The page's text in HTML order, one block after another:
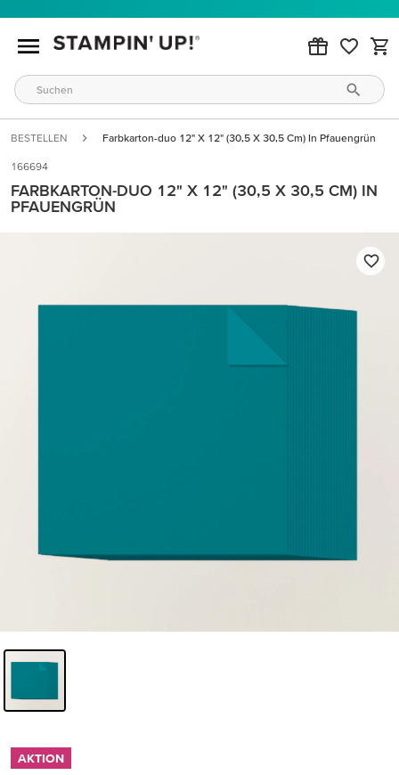
BESTELLEN Farbkarton-duo 12" X 12" (30,5 X 30,5 Cm) In Pfauengrün
166694
FARBKARTON-DUO 12" X 12" (30,5 X 30,5 CM) IN
PFAUENGRÜN
AKTION